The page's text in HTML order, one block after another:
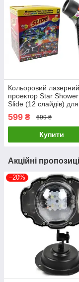
Кольоровий лазерний
проектор Star Shower
Slide (12 слайдів) для
будинку і вулиці
599 ₴ 699 ₴
Купити
Акційні
–20%